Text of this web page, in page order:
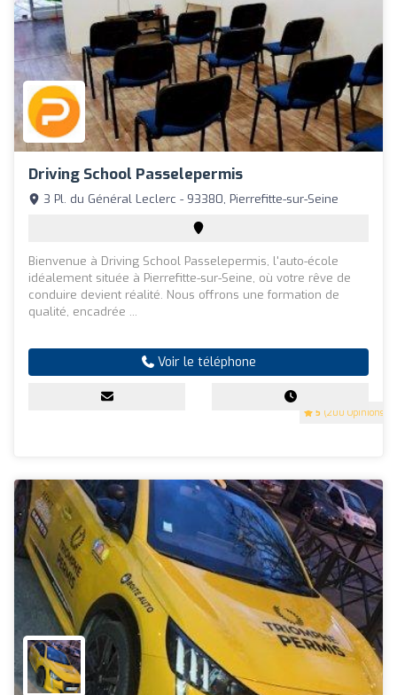
Driving School Passelepermis
5 (200 Opinions)
3 Pl. du Général Leclerc - 93380, Pierrefitte-sur-Seine
Bienvenue à Driving School Passelepermis, l'auto-école
idéalement située à Pierrefitte-sur-Seine, où votre rêve de
conduire devient réalité. Nous offrons une formation de
qualité, encadrée ...
Voir le téléphone